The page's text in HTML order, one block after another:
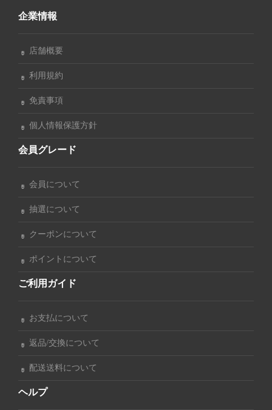
企業情報
店舗概要
利用規約
免責事項
個人情報保護方針
会員グレード
会員について
抽選について
クーポンについて
ポイントについて
ご利用ガイド
お支払について
返品/交換について
配送送料について
ヘルプ